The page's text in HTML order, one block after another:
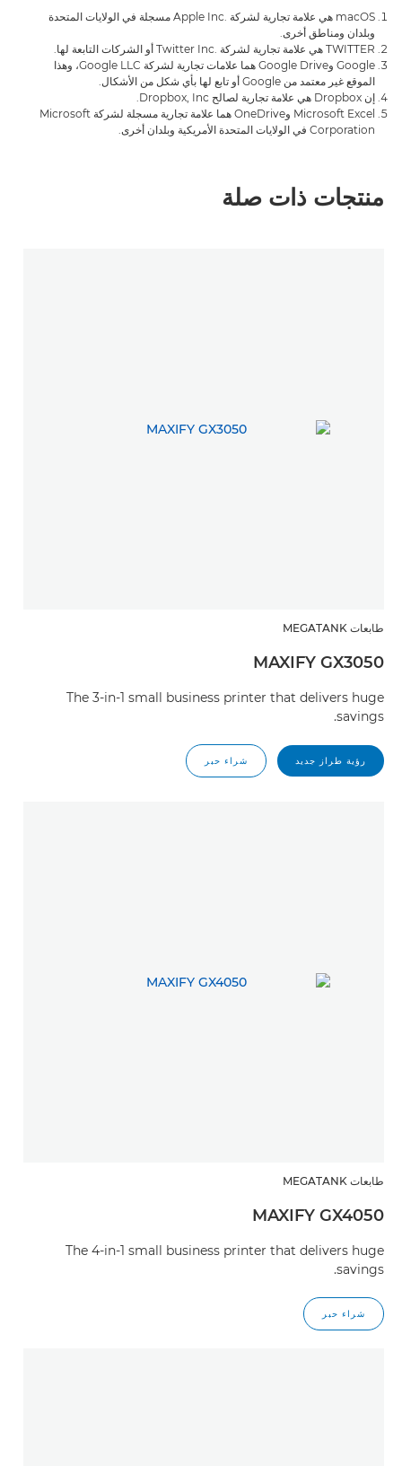
macOS هي علامة تجارية لشركة Apple Inc.‎ مسجلة في الولايات المتحدة
وبلدان ومناطق أخرى.
TWITTER هي علامة تجارية لشركة Twitter Inc.‎ أو الشركات التابعة لها.
Google وGoogle Drive هما علامات تجارية لشركة Google LLC، وهذا
الموقع غير معتمد من Google أو تابع لها بأي شكل من الأشكال.
إن Dropbox هي علامة تجارية لصالح Dropbox, Inc.
Microsoft Excel وOneDrive هما علامة تجارية مسجلة لشركة Microsoft
Corporation في الولايات المتحدة الأمريكية وبلدان أخرى.
منتجات ذات صلة
طابعات MEGATANK
MAXIFY GX3050
The 3-in-1 small business printer that delivers huge
savings.
رؤية طراز جديد شراء حبر
طابعات MEGATANK
MAXIFY GX4050
The 4-in-1 small business printer that delivers huge
savings.
شراء حبر